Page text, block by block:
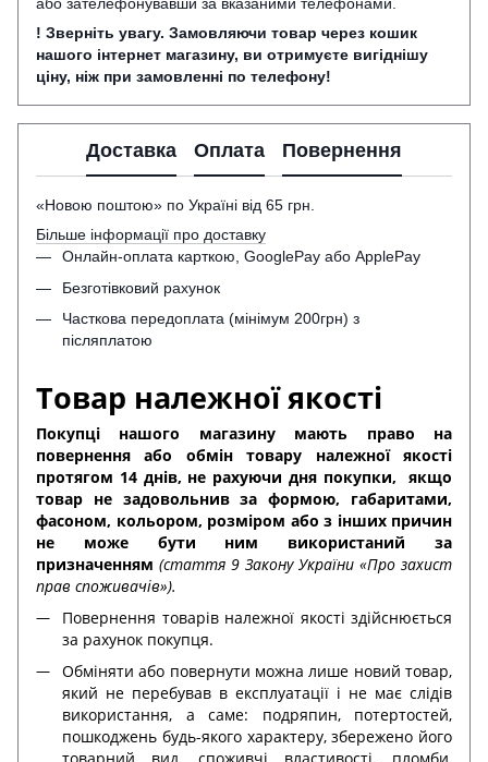
або зателефонувавши за вказаними телефонами.
! Зверніть увагу. Замовляючи товар через кошик
нашого інтернет магазину, ви отримуєте вигіднішу
ціну, ніж при замовленні по телефону!
Доставка Оплата Повернення
«Новою поштою» по Україні від 65 грн.
Більше інформації про доставку
Онлайн-оплата карткою, GooglePay або ApplePay
Безготівковий рахунок
Часткова передоплата (мінімум 200грн) з
післяплатою
Товар належної якості
Покупці нашого магазину мають право на
повернення або обмін товару належної якості
протягом 14 днів, не рахуючи дня покупки,
якщо
товар не задовольнив за формою, габаритами,
фасоном, кольором, розміром або з інших причин
не може бути ним використаний за
призначенням (стаття 9 Закону України «Про захист
прав споживачів»).
Повернення товарів належної якості здійснюється
за рахунок покупця.
Обміняти або повернути можна лише новий товар,
який не перебував в експлуатації і не має слідів
використання, а саме: подряпин, потертостей,
пошкоджень будь-якого характеру, збережено його